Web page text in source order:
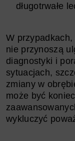
długotrwałe
W
nie przynoszą
diagnostyki i
sytuacjach,
zmiany w
może być
wykluczyć